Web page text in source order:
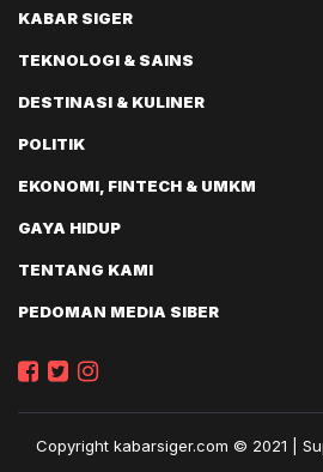
KABAR SIGER
TEKNOLOGI & SAINS
DESTINASI & KULINER
POLITIK
EKONOMI, FINTECH & UMKM
GAYA HIDUP
TENTANG KAMI
PEDOMAN MEDIA SIBER
Copyright kabarsiger.com © 2021 |